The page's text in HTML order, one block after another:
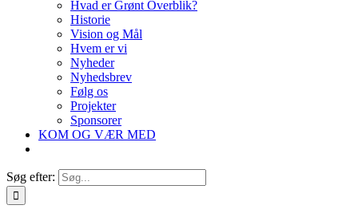
Hvad er Grønt Overblik?
Historie
Vision og Mål
Hvem er vi
Nyheder
Nyhedsbrev
Følg os
Projekter
Sponsorer
KOM OG VÆR MED
Søg efter: